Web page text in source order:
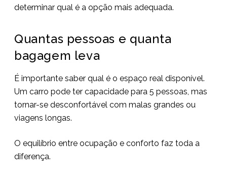
determinar qual é a opção mais adequada.
Quantas pessoas e quanta
bagagem leva
É importante saber qual é o espaço real disponível.
Um carro pode ter capacidade para 5 pessoas, mas
tornar-se desconfortável com malas grandes ou
viagens longas.
O equilíbrio entre ocupação e conforto faz toda a
diferença.